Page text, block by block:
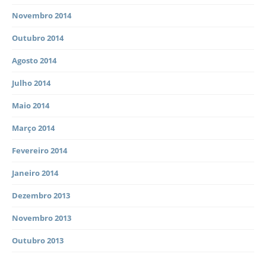
Novembro 2014
Outubro 2014
Agosto 2014
Julho 2014
Maio 2014
Março 2014
Fevereiro 2014
Janeiro 2014
Dezembro 2013
Novembro 2013
Outubro 2013